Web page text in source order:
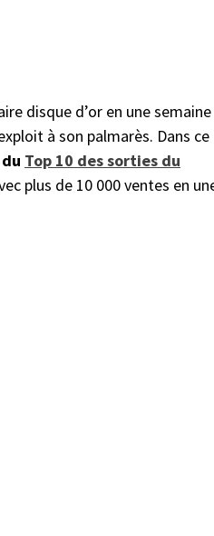
disque d’or en une semaine
à son palmarès. Dans ce
Top 10 des sorties du
plus de 10 000 ventes en